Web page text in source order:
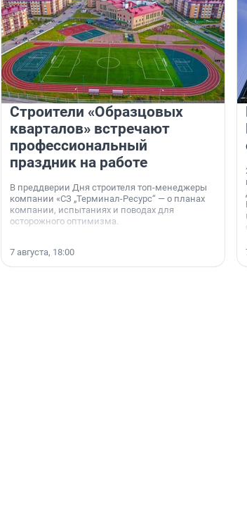
Строители «Образцовых
кварталов» встречают
профессиональный
праздник на работе
В преддверии Дня строителя топ-менеджеры
компании «СЗ „Терминал-Ресурс“ — о планах
компании, испытаниях и поводах для
осторожного оптимизма.
7 августа, 18:00